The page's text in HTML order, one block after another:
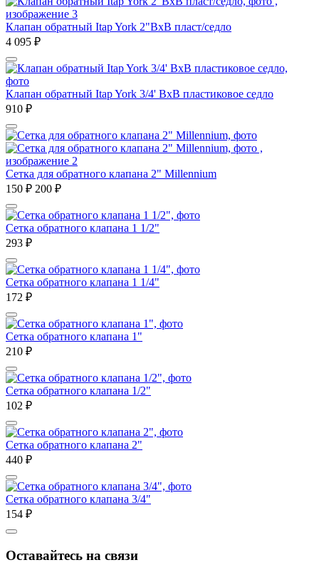
Клапан обратный Itap York 2"ВхВ пласт/седло
4 095 ₽
Клапан обратный Itap York 3/4' ВхВ пластиковое седло
910 ₽
Сетка для обратного клапана 2" Millennium
150 ₽ 200 ₽
Сетка обратного клапана 1 1/2"
293 ₽
Сетка обратного клапана 1 1/4"
172 ₽
Сетка обратного клапана 1"
210 ₽
Сетка обратного клапана 1/2"
102 ₽
Сетка обратного клапана 2"
440 ₽
Сетка обратного клапана 3/4"
154 ₽
Оставайтесь на связи